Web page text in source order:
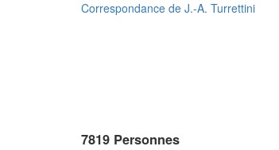
Correspondance de J.-A. Turrettini
7819 Personnes